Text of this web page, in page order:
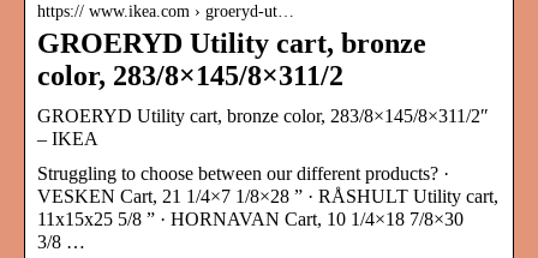
https:// www.ikea.com › groeryd-ut…
GROERYD Utility cart, bronze
color, 283/8×145/8×311/2
GROERYD Utility cart, bronze color, 283/8×145/8×311/2″
– IKEA
Struggling to choose between our different products? ·
VESKEN Cart, 21 1/4×7 1/8×28 ” · RÅSHULT Utility cart,
11x15x25 5/8 ” · HORNAVAN Cart, 10 1/4×18 7/8×30
3/8 …